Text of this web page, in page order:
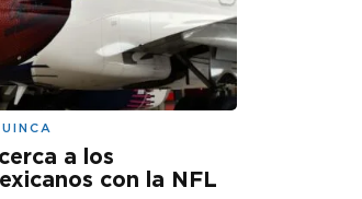
a los
con la NFL